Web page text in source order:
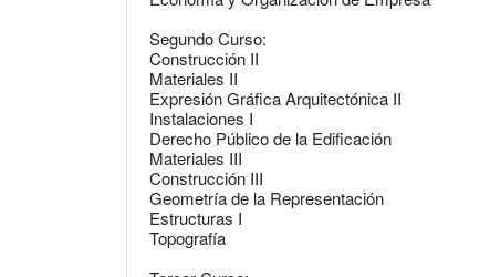
Segundo Curso:
Construcción II
Materiales II
Expresión Gráfica Arquitectónica II
Instalaciones I
Derecho Público de la Edificación
Materiales III
Construcción III
Geometría de la Representación
Estructuras I
Topografía